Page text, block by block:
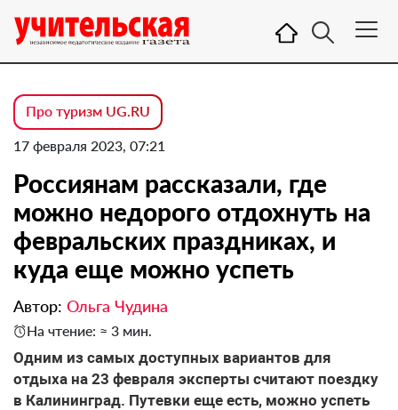
Про туризм UG.RU
17 февраля 2023, 07:21
Россиянам рассказали, где
можно недорого отдохнуть на
февральских праздниках, и
куда еще можно успеть
Автор: Ольга Чудина
На чтение: ≈ 3 мин.
Одним из самых доступных вариантов для
отдыха на 23 февраля эксперты считают поездку
в Калининград. Путевки еще есть, можно успеть